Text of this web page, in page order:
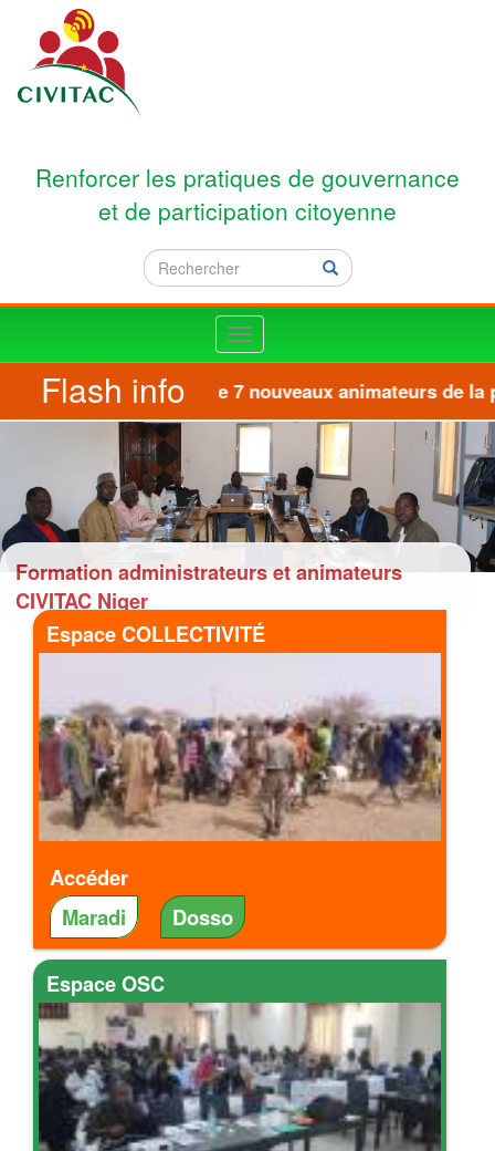
Aller au contenu principal
Renforcer les pratiques de gouvernance
et de participation citoyenne
Rechercher Rechercher
Toggle
navigation
Flash info
Formation de 7 nouveaux animateurs de la
Formation administrateurs et animateurs
CIVITAC Niger
Espace COLLECTIVITÉ
Accéder
Maradi
Dosso
Espace OSC